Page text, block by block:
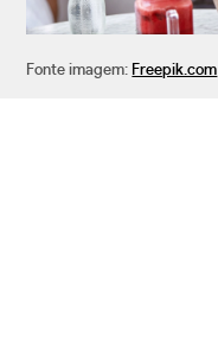
Fonte imagem: Freepik.com